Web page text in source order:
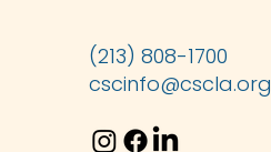
(213) 808-1700
cscinfo@cscla.org